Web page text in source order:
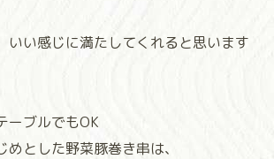
いい感じに満たしてくれると思います
ーブルでもOK
めとした野菜豚巻き串は、